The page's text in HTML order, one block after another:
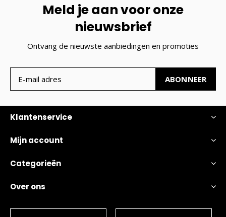
Meld je aan voor onze
nieuwsbrief
Ontvang de nieuwste aanbiedingen en promoties
ABONNEER
Klantenservice
Mijn account
Categorieën
Over ons